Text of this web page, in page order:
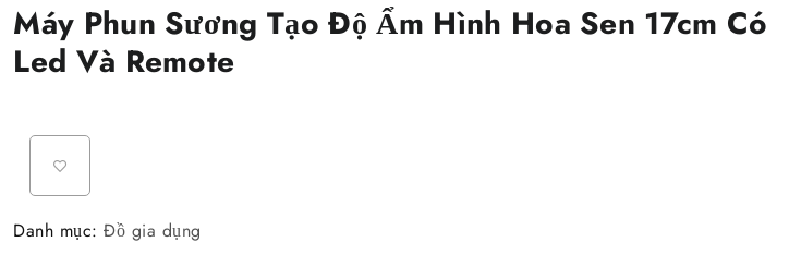
Máy Phun Sương Tạo Độ Ẩm Hình Hoa Sen 17cm Có
Led Và Remote
Danh mục:Đồ gia dụng